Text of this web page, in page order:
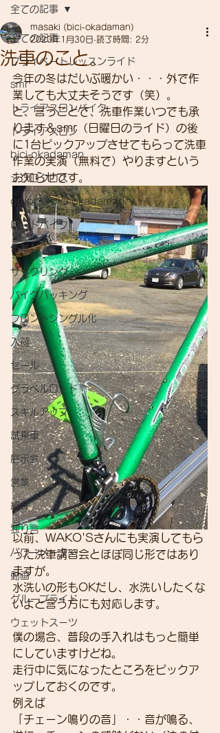
全ての記事
プライベートレッスンライド
smr
トライアスロンバイク
トライアスロン
bici-okadaman
シクロクロス
gruppo bici-okadaman
ロードバイク
作業
サイクリング
バイクパッキング
フロントシングル化
入荷
セール
グラベルロード
スキルアップ
試乗車
展示会
営業
紹介
独り言
パワーメーター
動画
グループライド
ウェットスーツ
全ての記事
洗車のこと。
masaki (bici-okadaman)
2020年1月30日 読了時間: 2分
今年の冬はだいぶ暖かい・・・外で作
業しても大丈夫そうです（笑）。
と、言うことで、洗車作業いつでも承
ります＆smr（日曜日のライド）の後
に1台ピックアップさせてもらって洗車
作業の実演（無料で）やりますという
お知らせです。
以前、WAKO'Sさんにも実演してもら
った洗車講習会とほぼ同じ形ではあり
ますが。
水洗いの形もOKだし、水洗いしたくな
いよと言う方にも対応します。
僕の場合、普段の手入れはもっと簡単
にしていますけどね。
走行中に気になったところをピックア
ップしておくのです。
例えば
「チェーン鳴りの音」・・音が鳴る、